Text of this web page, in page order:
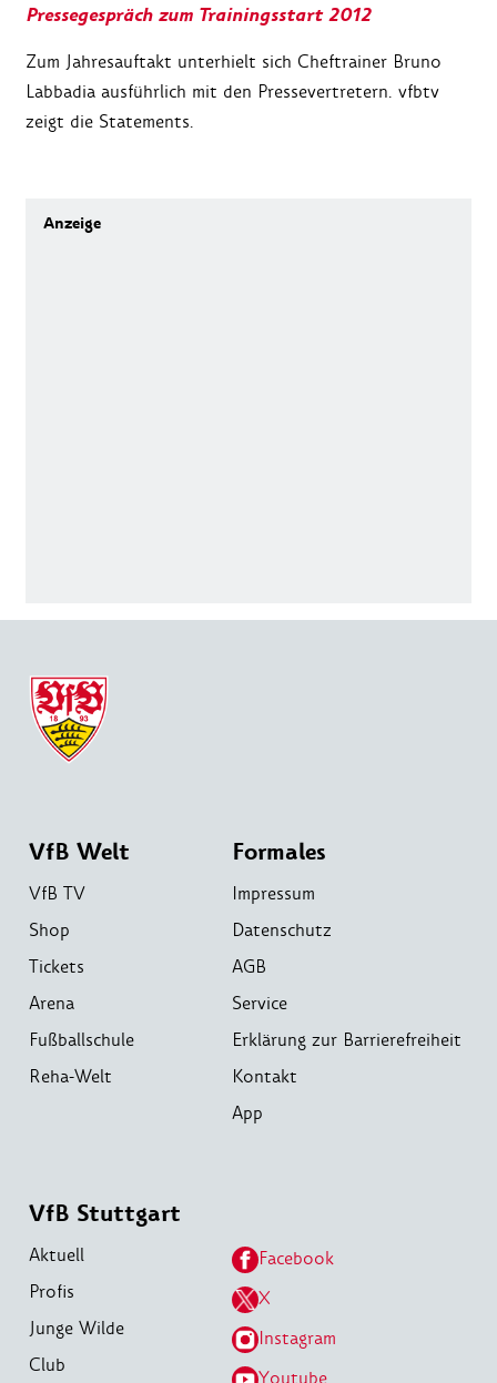
Pressegespräch zum Trainingsstart 2012
Zum Jahresauftakt unterhielt sich Cheftrainer Bruno
Labbadia ausführlich mit den Pressevertretern. vfbtv
zeigt die Statements.
VfB Welt
VfB TV
Shop
Tickets
Arena
Fußballschule
Reha-Welt
Formales
Impressum
Datenschutz
AGB
Service
Erklärung zur Barrierefreiheit
Kontakt
App
VfB Stuttgart
Aktuell
Profis
Junge Wilde
Club
Facebook
X
Instagram
Youtube